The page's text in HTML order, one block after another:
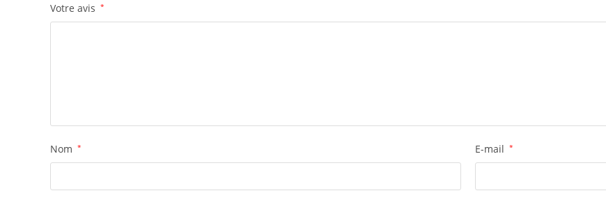
Votre avis *
Nom * E-mail *